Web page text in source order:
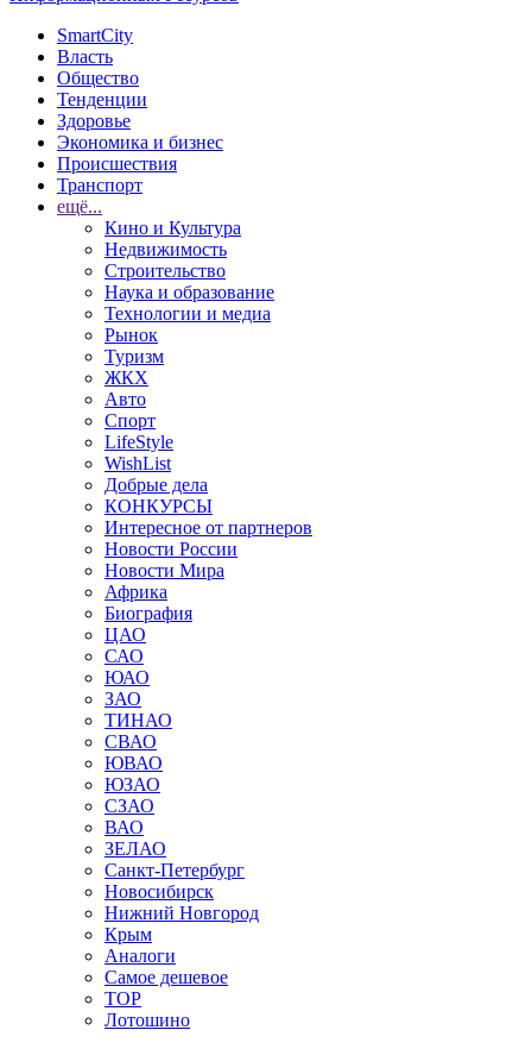
SmartCity
Власть
Общество
Тенденции
Здоровье
Экономика и бизнес
Происшествия
Транспорт
ещё...
Кино и Культура
Недвижимость
Строительство
Наука и образование
Технологии и медиа
Рынок
Туризм
ЖКХ
Авто
Спорт
LifeStyle
WishList
Добрые дела
КОНКУРСЫ
Интересное от партнеров
Новости России
Новости Мира
Африка
Биография
ЦАО
САО
ЮАО
ЗАО
ТИНАО
СВАО
ЮВАО
ЮЗАО
СЗАО
ВАО
ЗЕЛАО
Санкт-Петербург
Новосибирск
Нижний Новгород
Крым
Аналоги
Самое дешевое
TOP
Лотошино